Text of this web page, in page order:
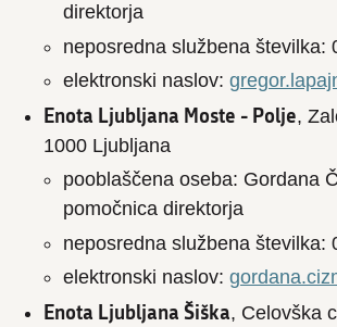
direktorja
neposredna službena številka:
elektronski naslov:
Enota Ljubljana Moste - Polje,
1000 Ljubljana
pooblaščena oseba: Gordana
pomočnica direktorja
neposredna službena številka:
elektronski naslov:
Enota Ljubljana Šiška, Celovška